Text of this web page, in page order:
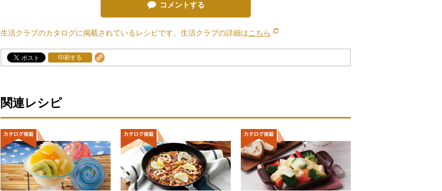
コメントする
生活クラブのカタログに掲載されているレシピです。生活クラブの詳細はこちら 別のウィンドウで開きます。
印刷する
関連レシピ